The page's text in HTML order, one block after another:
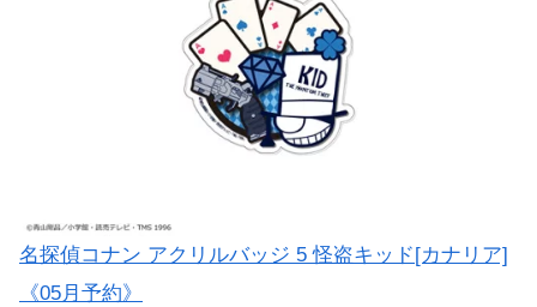
名探偵コナン アクリルバッジ 5 怪盗キッド[カナリア]
《05月予約》